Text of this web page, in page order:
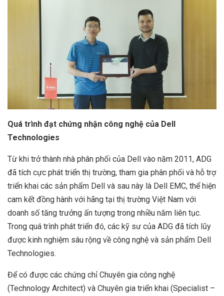
Quá trình đạt chứng nhận công nghệ của Dell
Technologies
Từ khi trở thành nhà phân phối của Dell vào năm 2011, ADG
đã tích cực phát triển thị trường, tham gia phân phối và hỗ trợ
triển khai các sản phẩm Dell và sau này là Dell EMC, thể hiện
cam kết đồng hành với hãng tại thị trường Việt Nam với
doanh số tăng trưởng ấn tượng trong nhiều năm liên tục.
Trong quá trình phát triển đó, các kỹ sư của ADG đã tích lũy
được kinh nghiệm sâu rộng về công nghệ và sản phẩm Dell
Technologies.
Để có được các chứng chỉ Chuyên gia công nghệ
(Technology Architect) và Chuyên gia triển khai (Specialist –